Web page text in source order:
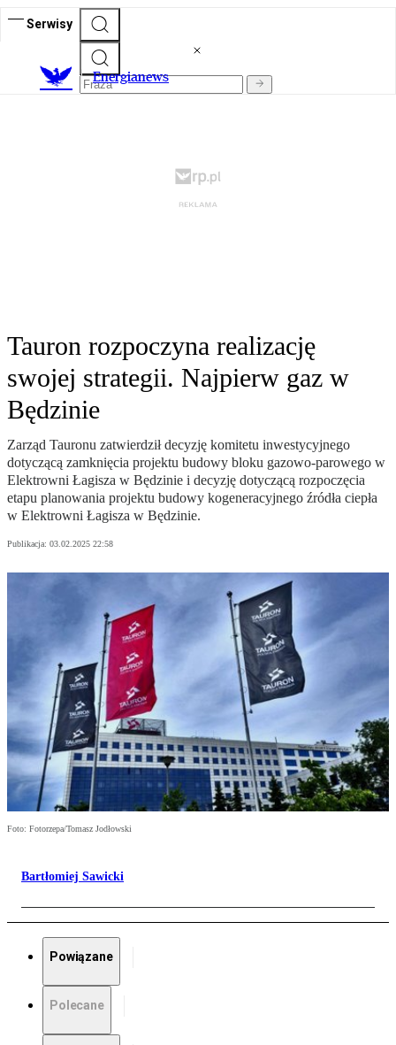
Serwisy
Energianews
Tauron rozpoczyna realizację
swojej strategii. Najpierw gaz w
Będzinie
Zarząd Tauronu zatwierdził decyzję komitetu inwestycyjnego
dotyczącą zamknięcia projektu budowy bloku gazowo-parowego w
Elektrowni Łagisza w Będzinie i decyzję dotyczącą rozpoczęcia
etapu planowania projektu budowy kogeneracyjnego źródła ciepła
w Elektrowni Łagisza w Będzinie.
Publikacja: 03.02.2025 22:58
Foto: Fotorzepa/Tomasz Jodłowski
Bartłomiej Sawicki
Powiązane
Polecane